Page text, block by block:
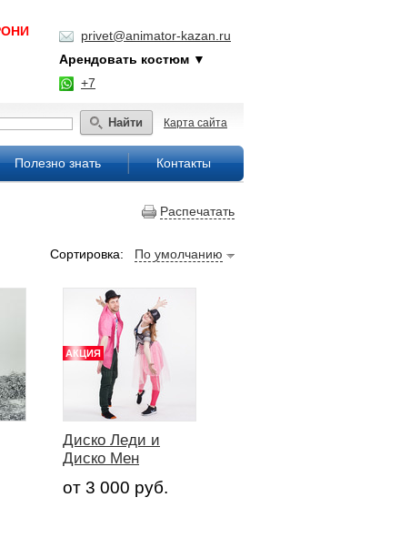
privet@animator-kazan.ru
Арендовать костюм ▼
+7
Найти Карта сайта
Полезно знать Контакты
Распечатать
Сортировка: По умолчанию
АКЦИЯ
Диско Леди и
Диско Мен
от 3 000 руб.